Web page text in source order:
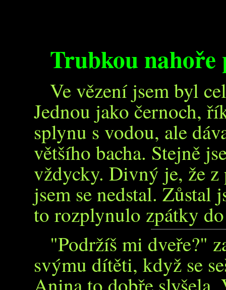
Trubkou
Ve vězení jsem byl
Jednou jako černoch,
splynu s vodou, ale
většího bacha. Stejně
vždycky. Divný je, že z
jsem se nedstal. Zůstal
to rozplynulo zpátky
"Podržíš mi dveře?"
svýmu dítěti, když se